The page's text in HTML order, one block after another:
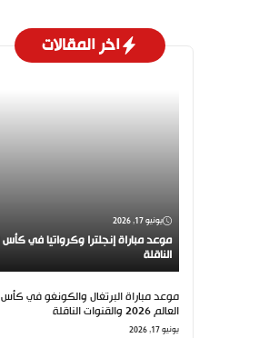
اخر المقالات
يونيو 17, 2026
الناقلة
موعد مباراة البرتغال والكونغو في كأس
العالم 2026 والقنوات الناقلة
يونيو 17, 2026